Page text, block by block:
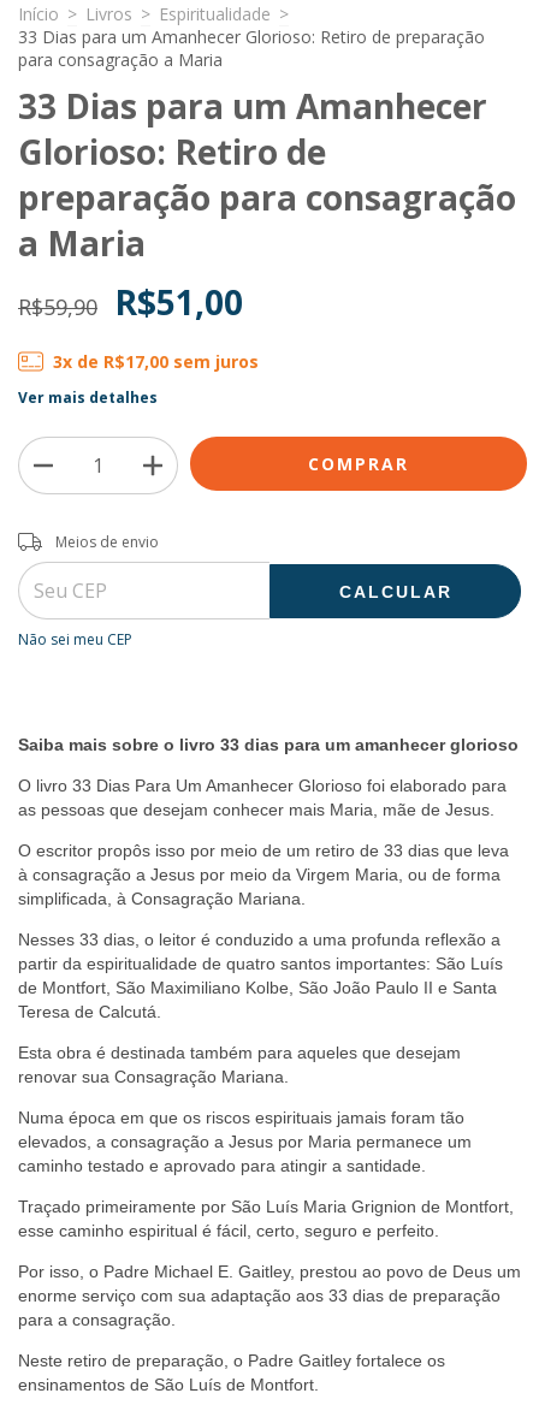
Início > Livros > Espiritualidade >
33 Dias para um Amanhecer Glorioso: Retiro de preparação
para consagração a Maria
33 Dias para um Amanhecer
Glorioso: Retiro de
preparação para consagração
a Maria
R$59,90 R$51,00
3x de R$17,00sem juros
Ver mais detalhes
Entregas para o CEP:
Meios de envio
CALCULAR
Não sei meu CEP
Saiba mais sobre o livro 33 dias para um amanhecer glorioso
O livro 33 Dias Para Um Amanhecer Glorioso foi elaborado para
as pessoas que desejam conhecer mais Maria, mãe de Jesus.
O escritor propôs isso por meio de um retiro de 33 dias que leva
à consagração a Jesus por meio da Virgem Maria, ou de forma
simplificada, à Consagração Mariana.
Nesses 33 dias, o leitor é conduzido a uma profunda reflexão a
partir da espiritualidade de quatro santos importantes: São Luís
de Montfort, São Maximiliano Kolbe, São João Paulo II e Santa
Teresa de Calcutá.
Esta obra é destinada também para aqueles que desejam
renovar sua Consagração Mariana.
Numa época em que os riscos espirituais jamais foram tão
elevados, a consagração a Jesus por Maria permanece um
caminho testado e aprovado para atingir a santidade.
Traçado primeiramente por São Luís Maria Grignion de Montfort,
esse caminho espiritual é fácil, certo, seguro e perfeito.
Por isso, o Padre Michael E. Gaitley, prestou ao povo de Deus um
enorme serviço com sua adaptação aos 33 dias de preparação
para a consagração.
Neste retiro de preparação, o Padre Gaitley fortalece os
ensinamentos de São Luís de Montfort.